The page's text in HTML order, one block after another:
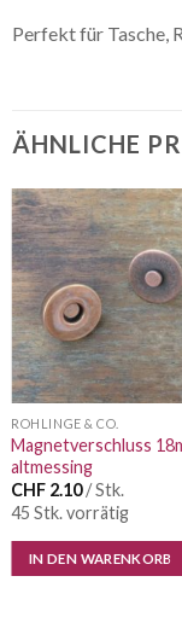
Perfekt für Tasche,
ÄHNLICHE
Auf
ROHLINGE & CO.
Magnetverschluss
altmessing
CHF 2.10/ Stk.
45 Stk. vorrätig
IN DEN WARENKORB